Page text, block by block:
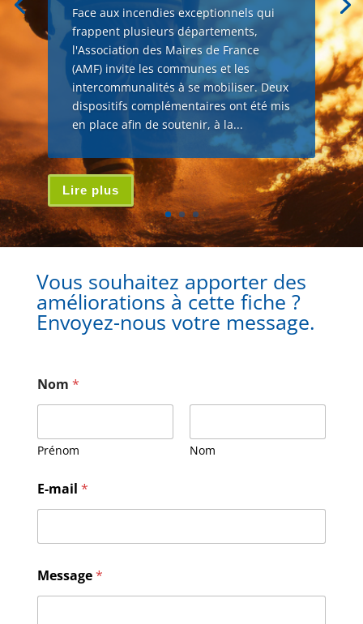
Face aux incendies exceptionnels qui
frappent plusieurs départements,
l'Association des Maires de France
(AMF) invite les communes et les
intercommunalités à se mobiliser. Deux
dispositifs complémentaires ont été mis
en place afin de soutenir, à la...
Lire plus
Vous souhaitez apporter des
améliorations à cette fiche ?
Envoyez-nous votre message.
Nom *
Prénom Nom
o
m
-
a
i
l
E-mail *
Message*